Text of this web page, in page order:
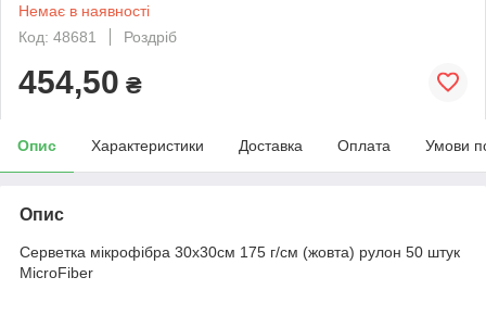
Немає в наявності
Код: 48681
Роздріб
454,50 ₴
Опис Характеристики Доставка Оплата Умови
Опис
Серветка мікрофібра 30х30см 175 г/см (жовта) рулон 50 штук
MicroFiber